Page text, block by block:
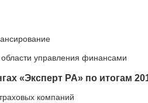
области управления финансами
«Эксперт РА» по итогам
компаний